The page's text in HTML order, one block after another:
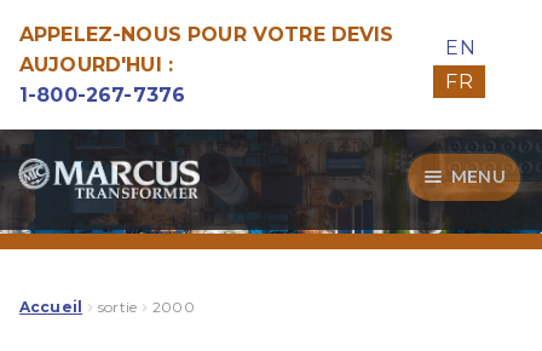
APPELEZ-NOUS POUR VOTRE DEVIS
AUJOURD'HUI :
1-800-267-7376
EN
FR
Aller
à
la
navigation
Aller
au
contenu
MENU
Transformateurs
Accueil sortie 2000